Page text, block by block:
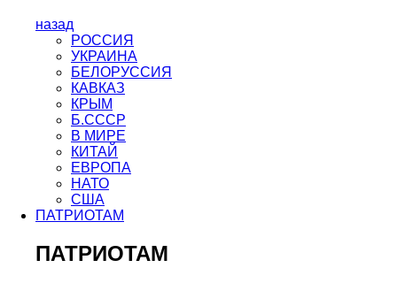
назад
РОСCИЯ
УКРАИНА
БЕЛОРУССИЯ
КАВКАЗ
КРЫМ
Б.СССР
В МИРЕ
КИТАЙ
ЕВРОПА
НАТО
США
ПАТРИОТАМ
ПАТРИОТАМ